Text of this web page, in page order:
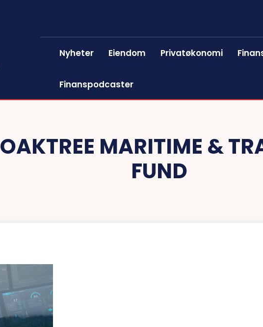
Nyheter Eiendom Privatøkonomi
Finanspodcaster
OAKTREE MARITIME &
FUND